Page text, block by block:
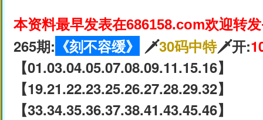
本资料最早发表在686158.com欢迎转
265期: 《刻不容缓》 🗡30码中特🗡开:
【01.03.04.05.07.08.09.11.15.16】
【19.21.22.23.25.26.27.28.29.32】
【33.34.35.36.37.38.41.43.45.46】